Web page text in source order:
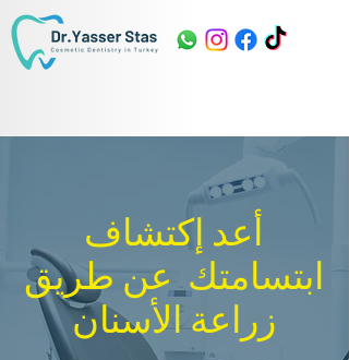
أعد إكتشاف
ابتسامتك عن طريق
زراعة الأسنان